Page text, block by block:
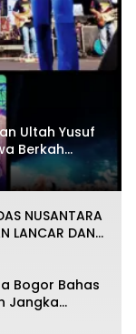
Ultah Yusuf
Berkah
NUSANTARA
LANCAR DAN
Bogor Bahas
Jangka